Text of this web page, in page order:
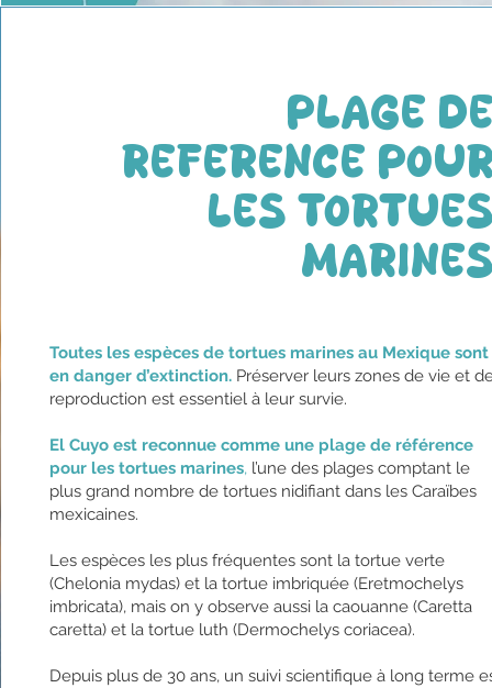
PLAGE
RÉFÉRENCE
LES
Toutes les espèces de tortues marines au Mexique sont
en danger d’extinction. Préserver leurs zones de vie et
reproduction est essentiel à leur survie.
El Cuyo est reconnue comme une plage de référence
pour les tortues marines, l’une des plages comptant le
plus grand nombre de tortues nidifiant dans les Caraïbes
mexicaines.
Les espèces les plus fréquentes sont la tortue verte
(Chelonia mydas) et la tortue imbriquée (Eretmochelys
imbricata), mais on y observe aussi la caouanne (Caretta
caretta) et la tortue luth (Dermochelys coriacea).
Depuis plus de 30 ans, un suivi scientifique à long terme